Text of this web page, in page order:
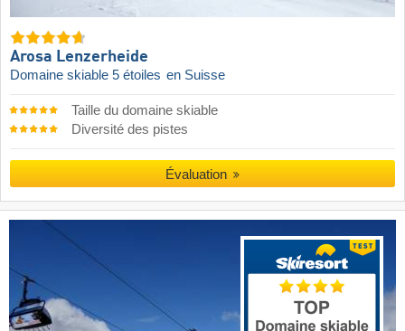
Arosa Lenzerheide
Domaine skiable 5 étoiles en Suisse
Taille du domaine skiable
Diversité des pistes
Évaluation